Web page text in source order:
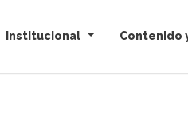
Institucional Contenido